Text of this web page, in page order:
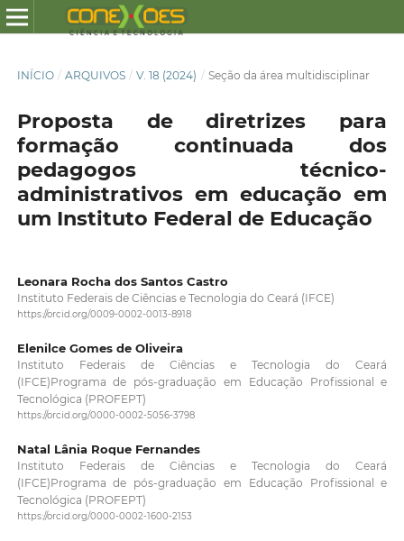
INÍCIO / ARQUIVOS / V. 18 (2024) / Seção da área multidisciplinar
Proposta de diretrizes para
formação continuada dos
pedagogos técnico-
administrativos em educação em
um Instituto Federal de Educação
Leonara Rocha dos Santos Castro
Instituto Federais de Ciências e Tecnologia do Ceará (IFCE)
https://orcid.org/0009-0002-0013-8918
Elenilce Gomes de Oliveira
Instituto Federais de Ciências e Tecnologia do Ceará
(IFCE)Programa de pós-graduação em Educação Profissional e
Tecnológica (PROFEPT)
https://orcid.org/0000-0002-5056-3798
Natal Lânia Roque Fernandes
Instituto Federais de Ciências e Tecnologia do Ceará
(IFCE)Programa de pós-graduação em Educação Profissional e
Tecnológica (PROFEPT)
https://orcid.org/0000-0002-1600-2153